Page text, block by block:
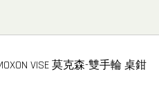
VISE 莫克森-雙手輪 桌鉗